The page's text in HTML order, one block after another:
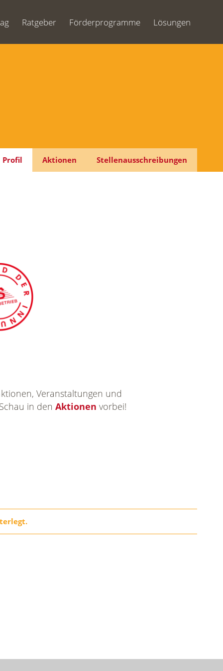
Ratgeber Förderprogramme Lösungen
Profil Aktionen Stellenausschreibungen
Veranstaltungen und
in den Aktionen vorbei!